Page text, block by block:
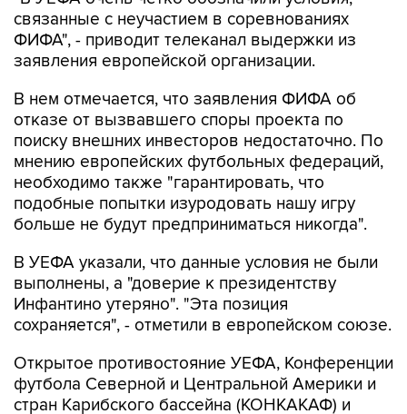
связанные с неучастием в соревнованиях
ФИФА", - приводит телеканал выдержки из
заявления европейской организации.
В нем отмечается, что заявления ФИФА об
отказе от вызвавшего споры проекта по
поиску внешних инвесторов недостаточно. По
мнению европейских футбольных федераций,
необходимо также "гарантировать, что
подобные попытки изуродовать нашу игру
больше не будут предприниматься никогда".
В УЕФА указали, что данные условия не были
выполнены, а "доверие к президентству
Инфантино утеряно". "Эта позиция
сохраняется", - отметили в европейском союзе.
Открытое противостояние УЕФА, Конференции
футбола Северной и Центральной Америки и
стран Карибского бассейна (КОНКАКАФ) и